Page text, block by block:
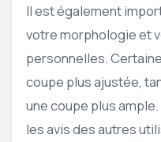
Il est également
votre morphologie et
personnelles.
coupe plus ajustée,
une coupe plus
les avis des autres